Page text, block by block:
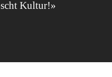
Kultur!»